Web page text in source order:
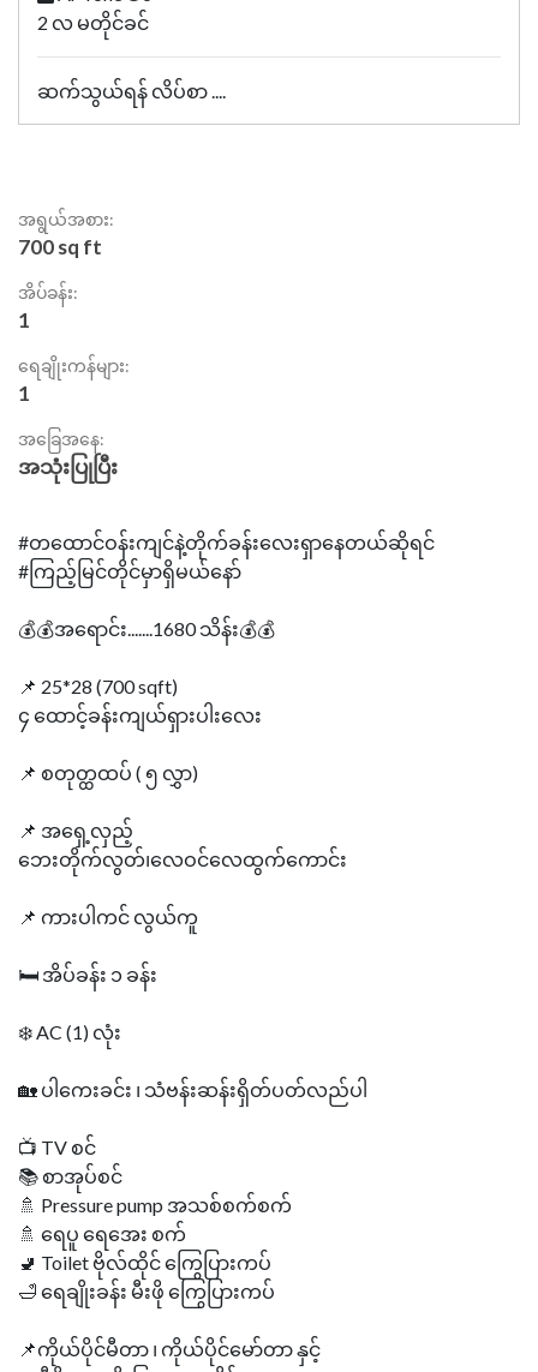
2 လ မတိုင်ခင်
ဆက်သွယ်ရန် လိပ်စာ ....
အရွယ်အစား:
700 sq ft
အိပ်ခန်း:
1
ရေချိုးကန်များ:
1
အခြေအနေ:
အသုံးပြုပြီး
#တထောင်ဝန်းကျင်နဲ့တိုက်ခန်းလေးရှာနေတယ်ဆိုရင်
#ကြည့်မြင်တိုင်မှာရှိမယ်နော်
💰💰အရောင်း.......1680 သိန်း💰💰
📌 25*28 (700 sqft)
၄ ထောင့်ခန်းကျယ်ရှားပါးလေး
📌 စတုတ္ထထပ် ( ၅ လွှာ)
📌 အရှေ့လှည့်
ဘေးတိုက်လွတ်၊လေဝင်လေထွက်ကောင်း
📌 ကားပါကင် လွယ်ကူ
🛏️ အိပ်ခန်း ၁ ခန်း
❄️ AC (1) လုံး
🏡 ပါကေးခင်း ၊ သံဗန်းဆန်းရှိတ်ပတ်လည်ပါ
📺 TV စင်
📚 စာအုပ်စင်
🚿 Pressure pump အသစ်စက်စက်
🚿 ရေပူ ရေအေး စက်
🚽 Toilet ဗိုလ်ထိုင် ကြွေပြားကပ်
🛁 ရေချိုးခန်း မီးဖို ကြွေပြားကပ်
📌ကိုယ်ပိုင်မီတာ ၊ ကိုယ်ပိုင်မော်တာ နှင့်